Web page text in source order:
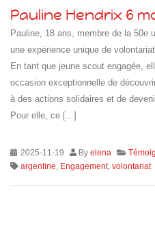
Pauline Hendrix 6
Pauline, 18 ans, membre de la 50e
une expérience unique de
En tant que jeune scout engagée,
occasion exceptionnelle de
à des actions solidaires et de
Pour elle, ce [...]
2025-11-19 Byelena
argentine
Engagement, volontariat